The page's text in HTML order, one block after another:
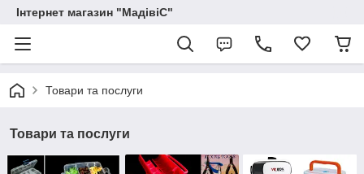
Інтернет магазин "МадівіС"
Товари та послуги
Товари та послуги